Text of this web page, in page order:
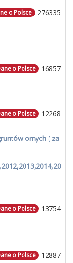
276335
o Polsce
16857
o Polsce
12268
o Polsce
ornych ( za
13754
o Polsce
12887
o Polsce